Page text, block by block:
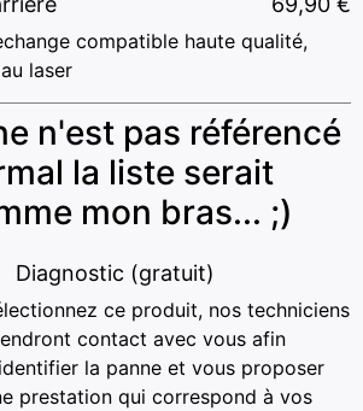
compatible haute qualité,
laser
n'est pas référencé
la liste serait
mon bras... ;)
Diagnostic (gratuit)
ce produit, nos techniciens
contact avec vous afin
la panne et vous proposer
prestation qui correspond à vos